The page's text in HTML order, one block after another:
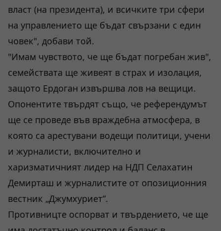
власт (на президента), и всичките три сфери
на управлението ще бъдат свързани с един
човек", добави той.
"Имам чувството, че ще бъдат погребан жив",
семействата ще живеят в страх и изолация,
защото Ердоган извършва лов на вещици.
Опонентите твърдят също, че референдумът
ще се проведе във враждебна атмосфера, в
която са арестувани водещи политици, учени
и журналисти, включително и
харизматичният лидер на НДП Селахатин
Демирташ и журналистите от опозиционния
вестник „Джумхуриет“.
Противницте оспорват и твърдението, че ще